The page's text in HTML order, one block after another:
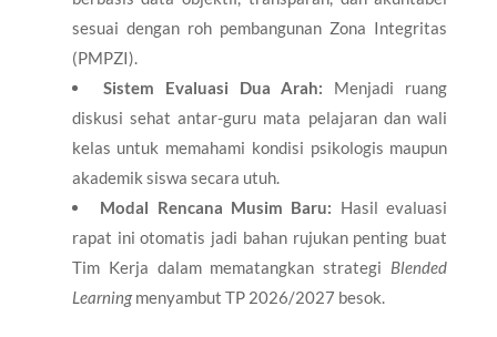
sesuai dengan roh pembangunan Zona Integritas
(PMPZI).
Sistem Evaluasi Dua Arah: Menjadi ruang
diskusi sehat antar-guru mata pelajaran dan wali
kelas untuk memahami kondisi psikologis maupun
akademik siswa secara utuh.
Modal Rencana Musim Baru: Hasil evaluasi
rapat ini otomatis jadi bahan rujukan penting buat
Tim Kerja dalam mematangkan strategi Blended
Learningmenyambut TP 2026/2027 besok.